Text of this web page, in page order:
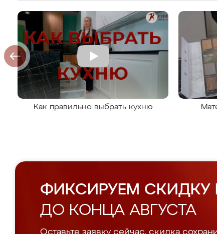
Как правильно выбрать кухню
ФИКСИРУЕМ СКИДКУ
ДО КОНЦА АВГУСТА
Оставьте заявку сейчас, скидка